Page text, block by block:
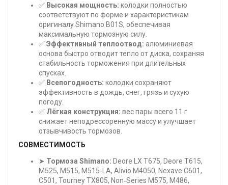
✅ Высокая мощность: колодки полностью
соответствуют по форме и характеристикам
оригиналу Shimano B01S, обеспечивая
максимальную тормозную силу.
✅Эффективный теплоотвод: алюминиевая
основа быстро отводит тепло от диска, сохраняя
стабильность торможения при длительных
спусках.
✅ Всепогодность: колодки сохраняют
эффективность в дождь, снег, грязь и сухую
погоду.
✅ Лёгкая конструкция: вес пары всего 11 г
снижает неподрессоренную массу и улучшает
отзывчивость тормозов.
СОВМЕСТИМОСТЬ
➤ Тормоза Shimano: Deore LX T675, Deore T615,
M525, M515, M515-LA, Alivio M4050, Nexave C601,
C501, Tourney TX805, Non‑Series M575, M486,